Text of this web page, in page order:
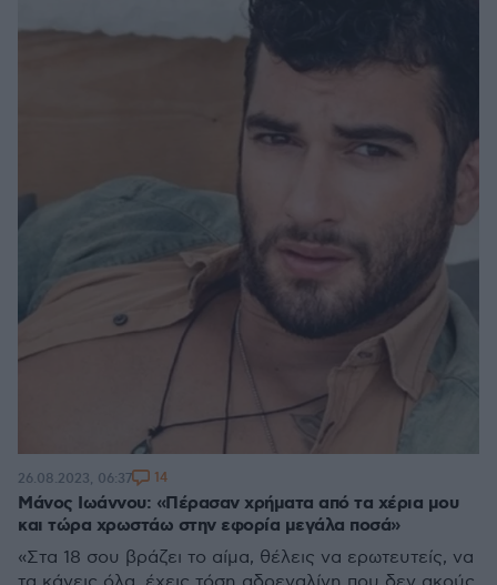
Μάνος Ιωάννου: «Πέρασαν χρήματα από τα χέρια μου
και τώρα χρωστάω στην εφορία μεγάλα ποσά»
«Στα 18 σου βράζει το αίμα, θέλεις να ερωτευτείς, να
26.08.2023, 06:37 14